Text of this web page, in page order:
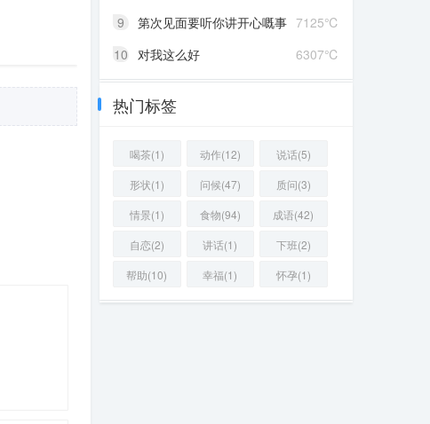
7125℃
9
第次见面要听你讲开心嘅事
6307℃
10 对我这么好
热门标签
喝茶(1) 动作(12)
说话(5)
形状(1)
问候(47)
质问(3)
情景(1)
食物(94)
成语(42)
自恋(2)
讲话(1)
下班(2)
帮助(10)
幸福(1) 怀孕(1)